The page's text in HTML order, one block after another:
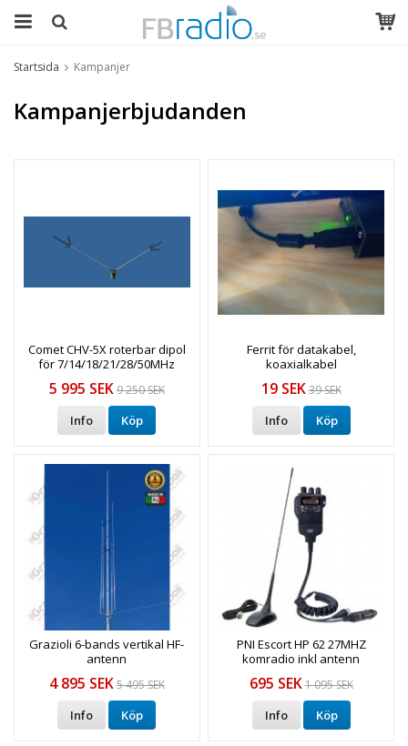
Startsida Kampanjer
Kampanjerbjudanden
Comet CHV-5X roterbar dipol
för 7/14/18/21/28/50MHz
5 995 SEK9 250 SEK
Info Köp
Ferrit för datakabel,
koaxialkabel
19 SEK39 SEK
Info Köp
Grazioli 6-bands vertikal HF-
antenn
4 895 SEK5 495 SEK
Info Köp
PNI Escort HP 62 27MHZ
komradio inkl antenn
695 SEK1 095 SEK
Info Köp